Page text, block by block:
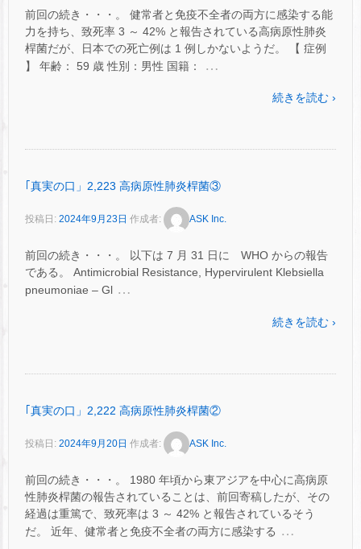
前回の続き・・・。 健常者と免疫不全者の両方に感染する能
力を持ち、致死率 3 ～ 42% と報告されている高病原性肺炎
桿菌だが、日本での死亡例は 1 例しかないようだ。 【 症例
】 年齢： 59 歳 性別：男性 国籍：
…
続きを読む ›
｢真実の口」2,223 高病原性肺炎桿菌③
投稿日: 2024年9月23日 作成者: ASK Inc.
前回の続き・・・。 以下は 7 月 31 日に WHO からの報告
である。 Antimicrobial Resistance, Hypervirulent Klebsiella
pneumoniae – Gl …
続きを読む ›
｢真実の口」2,222 高病原性肺炎桿菌②
投稿日: 2024年9月20日 作成者: ASK Inc.
前回の続き・・・。 1980 年頃から東アジアを中心に高病原
性肺炎桿菌の報告されていることは、前回寄稿したが、その
経過は重篤で、致死率は 3 ～ 42% と報告されているそう
だ。 近年、健常者と免疫不全者の両方に感染する …